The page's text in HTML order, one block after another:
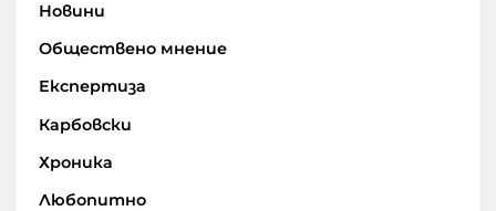
Новини
Обществено мнение
Експертиза
Карбовски
Хроника
Любопитно